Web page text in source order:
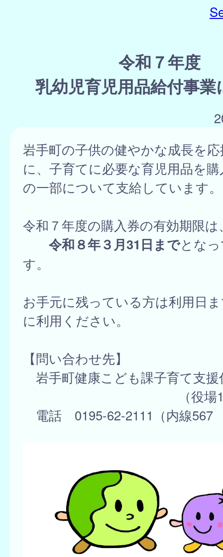
令和７年度
乳幼児育児用品給付事
岩手町の子供の健やかな成長を
に、子育てに必要な育児用品を
の一部について支給しています。
令和７年度の購入券の有効期限は
令和８年３月31日までとな
す。
お手元に残っている方は利用日
に利用ください。
【問い合わせ先】
岩手町健康こども課子育て支援
（役場1階4番
電話 0195-62-2111（内線567